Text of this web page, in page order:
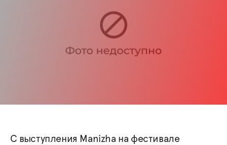
С выступления Manizha на фестивале